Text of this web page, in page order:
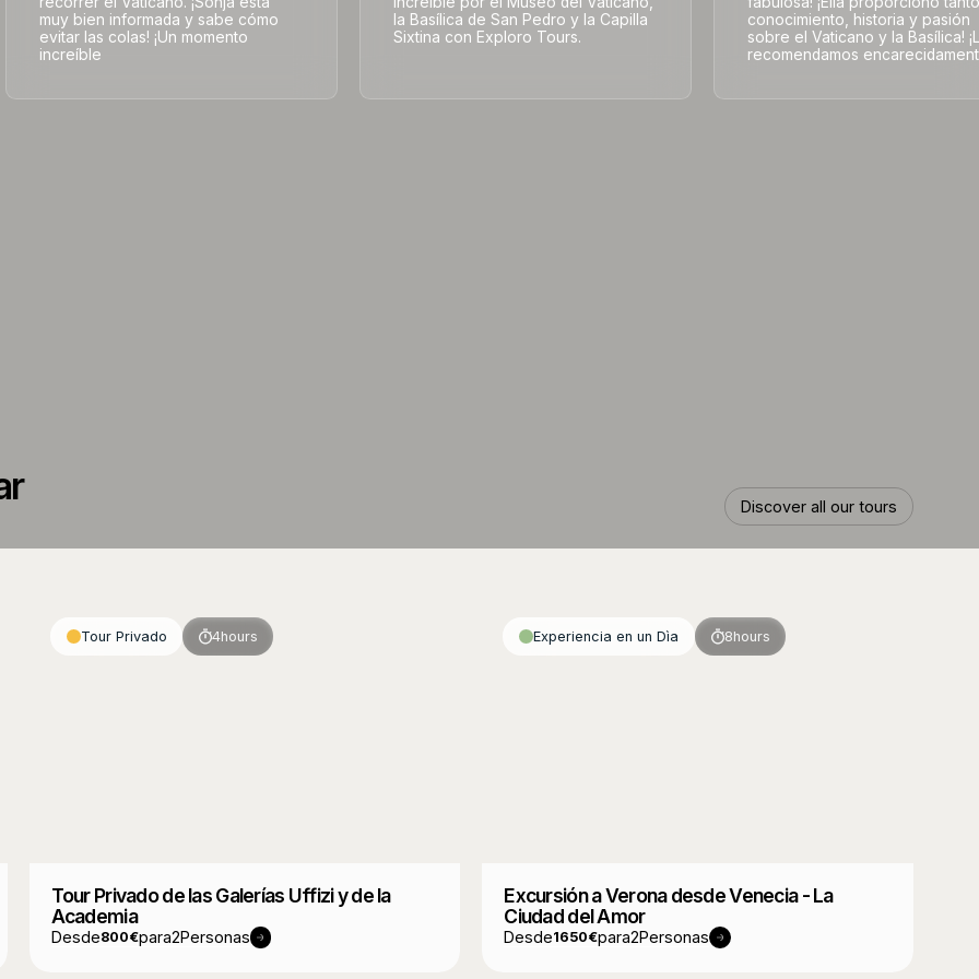
muy bien informada y sabe cómo
evitar las colas! ¡Un momento
increíble
la Basílica de San Pedro y la Capilla
Sixtina con Exploro Tours.
conocimiento, historia y pasión
sobre el Vaticano y la Basílica!
recomendamos
Discover all our tours
Discover all our tours
Tour Privado 4hours
Tour Privado de las Galerías Uffizi y de la
Academia
Desde800€para2Personas
Experiencia en un Dìa 8hours
Excursión a Verona desde Venecia - La
Ciudad del Amor
Desde1650€para2Personas